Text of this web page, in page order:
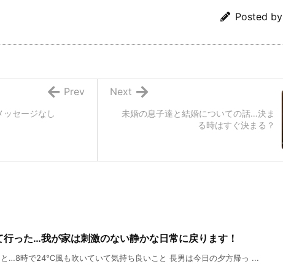
Posted by
未婚の息子達と結婚についての話…決ま
る時はすぐ決まる？
Next
セージなし
Prev
行った…我が家は刺激のない静かな日常に戻ります！
…8時で24℃風も吹いていて気持ち良いこと 長男は今日の夕方帰っ ...